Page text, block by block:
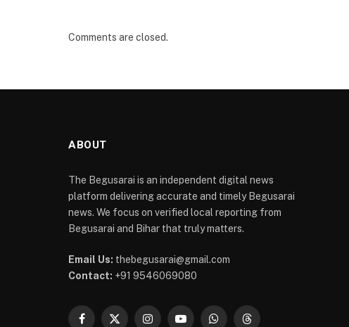
Comments are closed.
ABOUT
The Begusarai is an independent digital news
platform delivering accurate and timely Begusarai
news. We focus on verified local reporting from
Begusarai and Bihar that truly matters.
Email Us: thebegusarai@gmail.com
Contact: +91 9546069080
Facebook
X InstagramYouTubeWhatsAppThreads